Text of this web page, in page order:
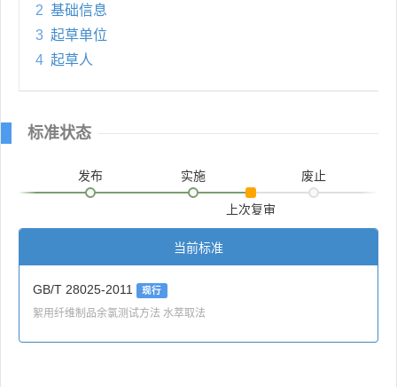
2 基础信息
3 起草单位
4 起草人
标准状态
发布 实施
上次复审
废止
当前标准
GB/T 28025-2011 现行
絮用纤维制品余氯测试方法 水萃取法